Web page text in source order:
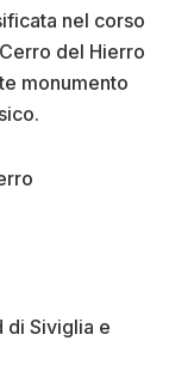
nel corso
del Hierro
monumento
di Siviglia e